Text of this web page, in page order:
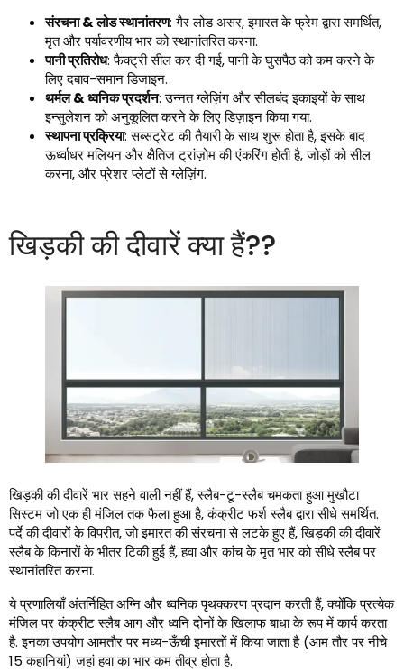
संरचना & लोड स्थानांतरण: गैर लोड असर, इमारत के फ्रेम द्वारा समर्थित,
मृत और पर्यावरणीय भार को स्थानांतरित करना.
पानी प्रतिरोध: फैक्ट्री सील कर दी गई, पानी के घुसपैठ को कम करने के
लिए दबाव-समान डिजाइन.
थर्मल & ध्वनिक प्रदर्शन: उन्नत ग्लेज़िंग और सीलबंद इकाइयों के साथ
इन्सुलेशन को अनुकूलित करने के लिए डिज़ाइन किया गया.
स्थापना प्रक्रिया: सब्सट्रेट की तैयारी के साथ शुरू होता है, इसके बाद
ऊर्ध्वाधर मलियन और क्षैतिज ट्रांज़ोम की एंकरिंग होती है, जोड़ों को सील
करना, और प्रेशर प्लेटों से ग्लेज़िंग.
खिड़की की दीवारें क्या हैं??
खिड़की की दीवारें भार सहने वाली नहीं हैं, स्लैब-टू-स्लैब चमकता हुआ मुखौटा
सिस्टम जो एक ही मंजिल तक फैला हुआ है, कंक्रीट फर्श स्लैब द्वारा सीधे समर्थित.
पर्दे की दीवारों के विपरीत, जो इमारत की संरचना से लटके हुए हैं, खिड़की की दीवारें
स्लैब के किनारों के भीतर टिकी हुई हैं, हवा और कांच के मृत भार को सीधे स्लैब पर
स्थानांतरित करना.
ये प्रणालियाँ अंतर्निहित अग्नि और ध्वनिक पृथक्करण प्रदान करती हैं, क्योंकि प्रत्येक
मंजिल पर कंक्रीट स्लैब आग और ध्वनि दोनों के खिलाफ बाधा के रूप में कार्य करता
है. इनका उपयोग आमतौर पर मध्य-ऊँची इमारतों में किया जाता है (आम तौर पर नीचे
15 कहानियां) जहां हवा का भार कम तीव्र होता है.